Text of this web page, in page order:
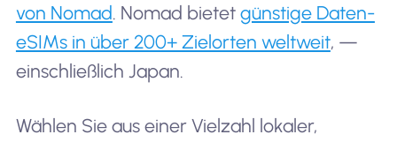
von Nomad. Nomad bietet günstige Daten-
eSIMs in über 200+ Zielorten weltweit, —
einschließlich Japan.
Wählen Sie aus einer Vielzahl lokaler,